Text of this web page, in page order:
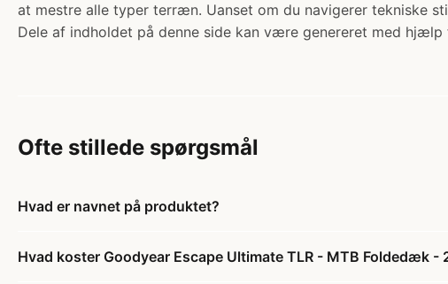
at mestre alle typer terræn. Uanset om du navigerer tekniske
Dele af indholdet på denne side kan være genereret med hjælp
Ofte stillede spørgsmål
Hvad er navnet på produktet?
Hvad koster Goodyear Escape Ultimate TLR - MTB Foldedæk